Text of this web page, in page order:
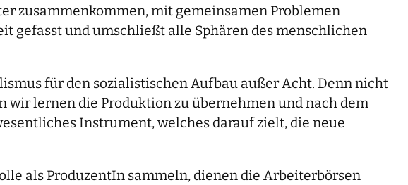
zusammenkommen, mit gemeinsamen Problemen
gefasst und umschließt alle Sphären des menschlichen
für den sozialistischen Aufbau außer Acht. Denn nicht
wir lernen die Produktion zu übernehmen und nach dem
Instrument, welches darauf zielt, die neue
als ProduzentIn sammeln, dienen die Arbeiterbörsen